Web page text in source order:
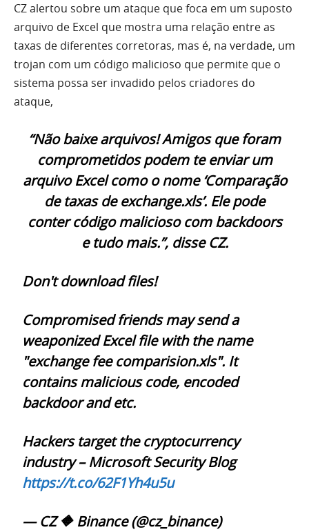
CZ alertou sobre um ataque que foca em um suposto
arquivo de Excel que mostra uma relação entre as
taxas de diferentes corretoras, mas é, na verdade, um
trojan com um código malicioso que permite que o
sistema possa ser invadido pelos criadores do
ataque,
“Não baixe arquivos! Amigos que foram
comprometidos podem te enviar um
arquivo Excel como o nome ‘Comparação
de taxas de exchange.xls’. Ele pode
conter código malicioso com backdoors
e tudo mais.”, disse CZ.
Don't download files!
Compromised friends may send a
weaponized Excel file with the name
"exchange fee comparision.xls". It
contains malicious code, encoded
backdoor and etc.
Hackers target the cryptocurrency
industry – Microsoft Security Blog
https://t.co/62F1Yh4u5u
— CZ 🔶 Binance (@cz_binance)